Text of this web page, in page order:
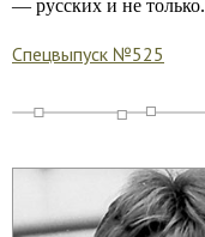
— русских и не только.
Спецвыпуск №525